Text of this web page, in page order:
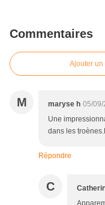
Commentaires
Ajouter un
M maryse h 05/09/
Une
dans les
Répondre
C